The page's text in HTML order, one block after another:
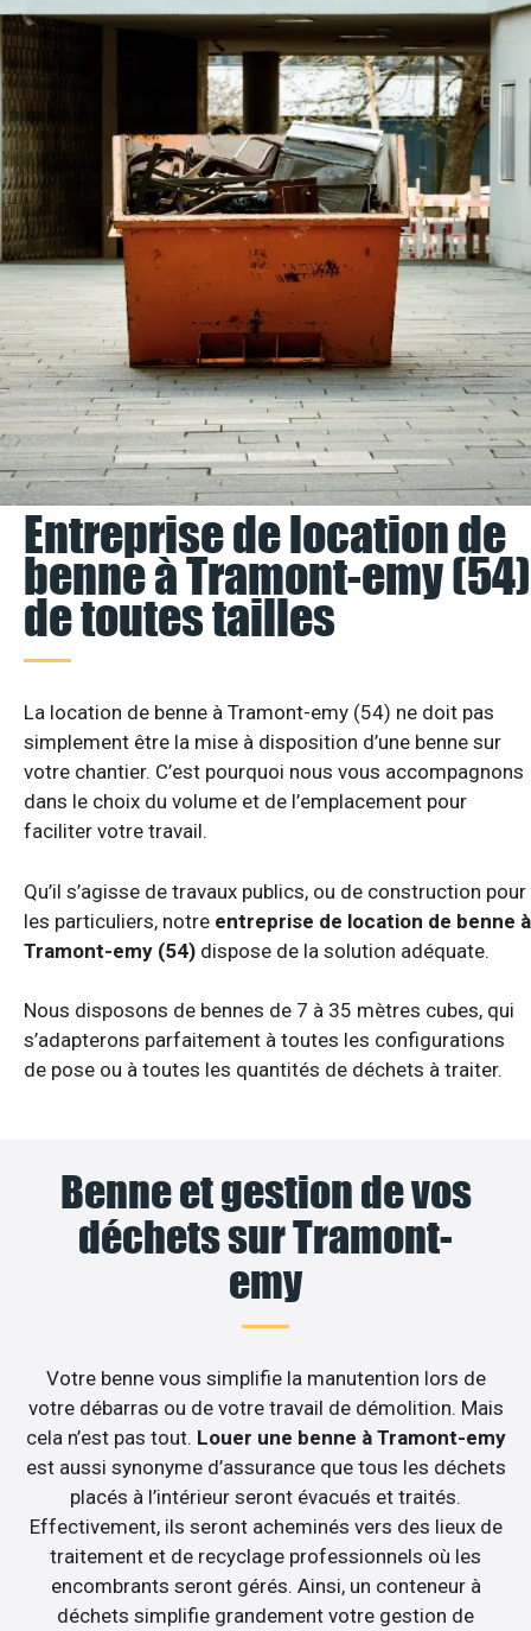
Entreprise de location de
benne à Tramont-emy (54)
de toutes tailles
La location de benne à Tramont-emy (54) ne doit pas
simplement être la mise à disposition d’une benne sur
votre chantier. C’est pourquoi nous vous accompagnons
dans le choix du volume et de l’emplacement pour
faciliter votre travail.
Qu’il s’agisse de travaux publics, ou de construction pour
les particuliers, notre entreprise de location de benne à
Tramont-emy (54) dispose de la solution adéquate.
Nous disposons de bennes de 7 à 35 mètres cubes, qui
s’adapterons parfaitement à toutes les configurations
de pose ou à toutes les quantités de déchets à traiter.
Benne et gestion de vos
déchets sur Tramont-
emy
Votre benne vous simplifie la manutention lors de
votre débarras ou de votre travail de démolition. Mais
cela n’est pas tout. Louer une benne à Tramont-emy
est aussi synonyme d’assurance que tous les déchets
placés à l’intérieur seront évacués et traités.
Effectivement, ils seront acheminés vers des lieux de
traitement et de recyclage professionnels où les
encombrants seront gérés. Ainsi, un conteneur à
déchets simplifie grandement votre gestion de